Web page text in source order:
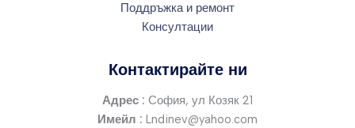
Поддръжка и ремонт
Консултации
Контактирайте ни
Адрес : София, ул Козяк 21
Имейл : Lndinev@yahoo.com